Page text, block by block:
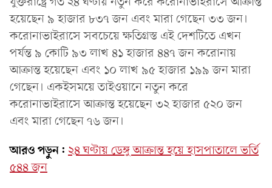
হয়েছেন ৯ হাজার ৮৩৭ জন এবং মারা গেছেন ৩৩ জন।
করোনাভাইরাসে সবচেয়ে ক্ষতিগ্রস্ত এই দেশটিতে এখন
পর্যন্ত ৯ কোটি ৯৩ লাখ ৪১ হাজার ৪৪৭ জন করোনায়
আক্রান্ত হয়েছেন এবং ১০ লাখ ৯৫ হাজার ১৯৯ জন মারা
গেছেন। একইসময়ে তাইওয়ানে নতুন করে
করোনাভাইরাসে আক্রান্ত হয়েছেন ৩২ হাজার ৫২০ জন
এবং মারা গেছেন ৭৬ জন।
আরও পড়ুন: ২৪ ঘণ্টায় ডেঙ্গু আক্রান্ত হয়ে হাসপাতালে ভর্তি
৫৪৪ জন